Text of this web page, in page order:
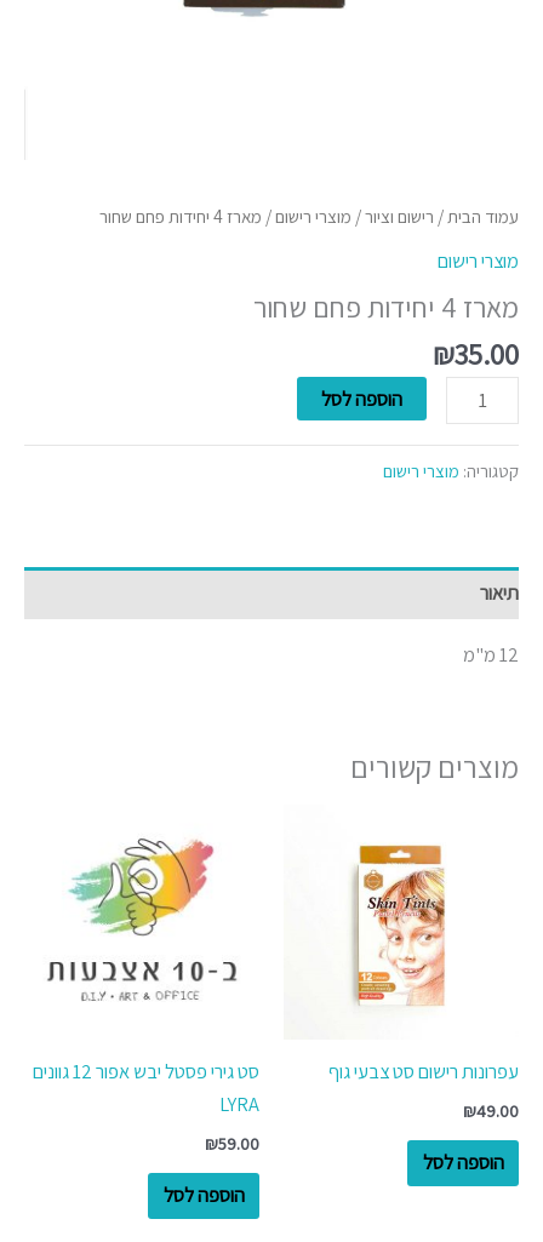
עמוד הבית/ רישום וציור/ מוצרי רישום/ מארז 4 יחידות פחם שחור
מוצרי רישום
מארז 4 יחידות פחם שחור
₪35.00
הוספה לסל
קטגוריה: מוצרי רישום
תיאור
12 מ"מ
מוצרים קשורים
עפרונות רישום סט צבעי גוף
₪49.00
הוספה לסל
סט גירי פסטל יבש אפור 12 גוונים
LYRA
₪59.00
הוספה לסל